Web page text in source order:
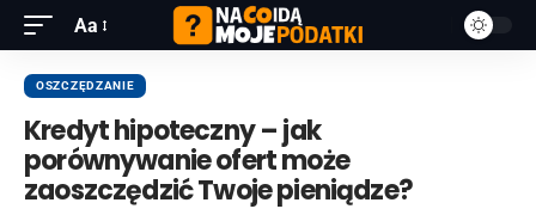
Aa
OSZCZĘDZANIE
Kredyt hipoteczny – jak
porównywanie ofert może
zaoszczędzić Twoje pieniądze?